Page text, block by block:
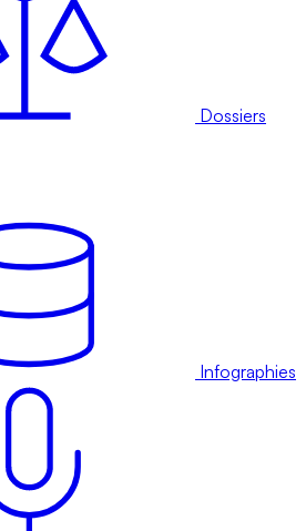
Dossiers
Infographies